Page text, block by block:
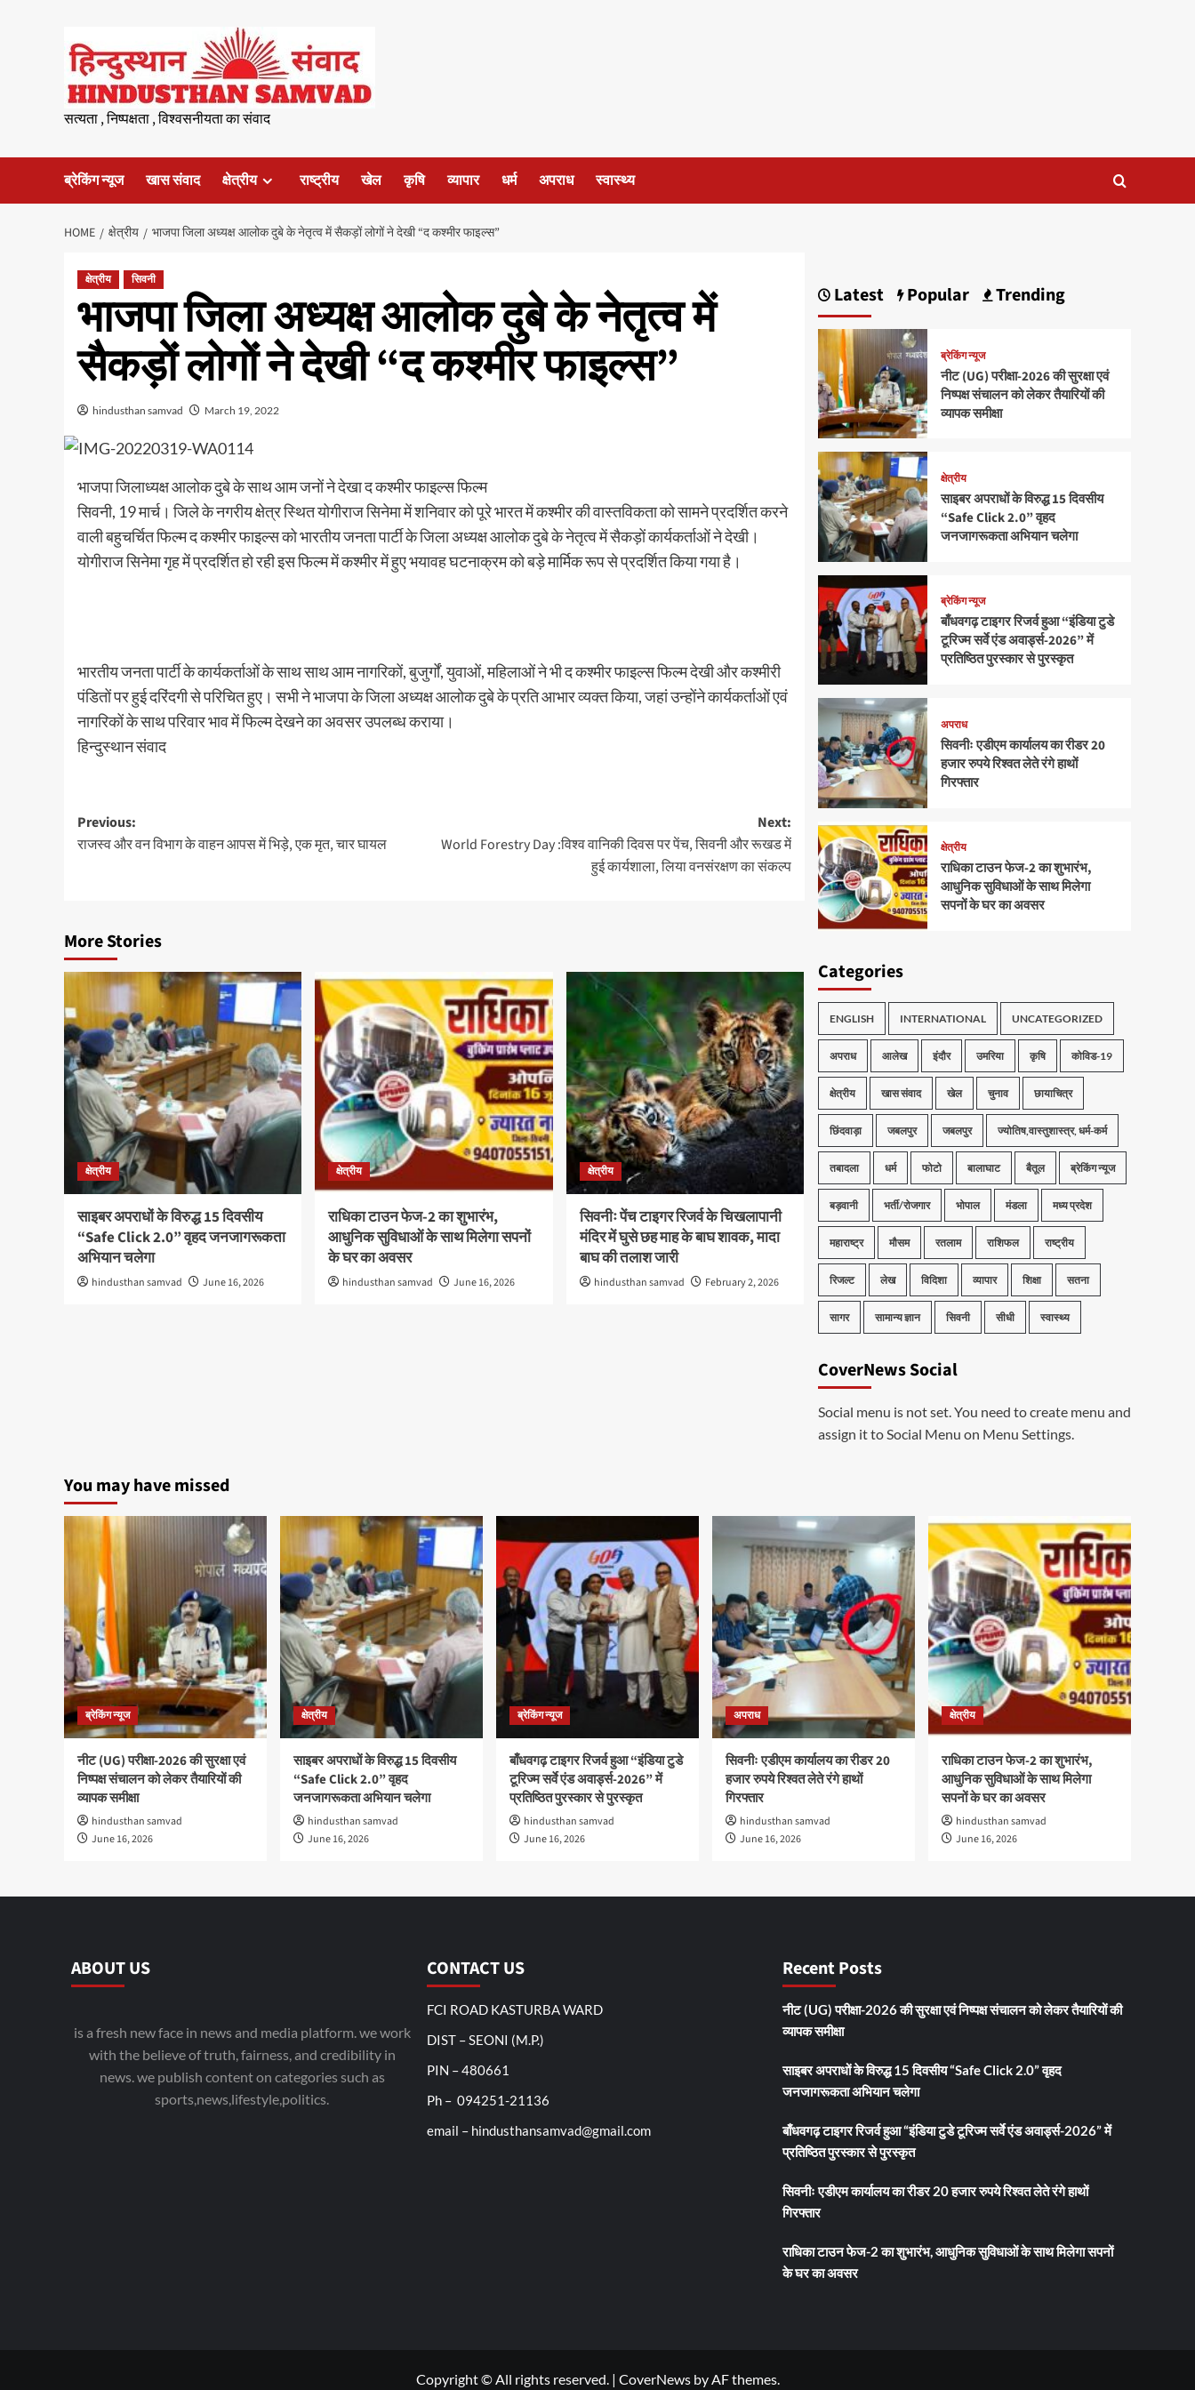
सत्यता , निष्पक्षता , विश्वसनीयता का संवाद
ब्रेकिंग न्यूज खास संवाद क्षेत्रीय राष्ट्रीय खेल कृषि व्यापार धर्म अपराध स्वास्थ्य
HOME क्षेत्रीय भाजपा जिला अध्यक्ष आलोक दुबे के नेतृत्व में सैकड़ों लोगों ने देखी “द कश्मीर फाइल्स”
क्षेत्रीय सिवनी
भाजपा जिला अध्यक्ष आलोक दुबे के नेतृत्व में
सैकड़ों लोगों ने देखी “द कश्मीर फाइल्स”
hindusthan samvad March 19, 2022
भाजपा जिलाध्यक्ष आलोक दुबे के साथ आम जनों ने देखा द कश्मीर फाइल्स फिल्म
सिवनी, 19 मार्च। जिले के नगरीय क्षेत्र स्थित योगीराज सिनेमा में शनिवार को पूरे भारत में कश्मीर की वास्तविकता को सामने प्रदर्शित करने
वाली बहुचर्चित फिल्म द कश्मीर फाइल्स को भारतीय जनता पार्टी के जिला अध्यक्ष आलोक दुबे के नेतृत्व में सैकड़ों कार्यकर्ताओं ने देखी।
योगीराज सिनेमा गृह में प्रदर्शित हो रही इस फिल्म में कश्मीर में हुए भयावह घटनाक्रम को बड़े मार्मिक रूप से प्रदर्शित किया गया है।
भारतीय जनता पार्टी के कार्यकर्ताओं के साथ साथ आम नागरिकों, बुजुर्गों, युवाओं, महिलाओं ने भी द कश्मीर फाइल्स फिल्म देखी और कश्मीरी
पंडितों पर हुई दरिंदगी से परिचित हुए। सभी ने भाजपा के जिला अध्यक्ष आलोक दुबे के प्रति आभार व्यक्त किया, जहां उन्होंने कार्यकर्ताओं एवं
नागरिकों के साथ परिवार भाव में फिल्म देखने का अवसर उपलब्ध कराया।
हिन्दुस्थान संवाद
Post
navigation
Previous:
राजस्व और वन विभाग के वाहन आपस में भिड़े, एक मृत, चार घायल
Next:
World Forestry Day :विश्व वानिकी दिवस पर पेंच, सिवनी और रूखड में
हुई कार्यशाला, लिया वनसंरक्षण का संकल्प
More Stories
क्षेत्रीय
साइबर अपराधों के विरुद्ध 15 दिवसीय
“Safe Click 2.0” वृहद जनजागरूकता
अभियान चलेगा
hindusthan samvad June 16, 2026
क्षेत्रीय
राधिका टाउन फेज-2 का शुभारंभ,
आधुनिक सुविधाओं के साथ मिलेगा सपनों
के घर का अवसर
hindusthan samvad June 16, 2026
क्षेत्रीय
सिवनीः पेंच टाइगर रिजर्व के चिखलापानी
मंदिर में घुसे छह माह के बाघ शावक, मादा
बाघ की तलाश जारी
hindusthan samvad February 2, 2026
Latest Popular Trending
ब्रेकिंग न्यूज
नीट (UG) परीक्षा-2026 की सुरक्षा एवं
निष्पक्ष संचालन को लेकर तैयारियों की
व्यापक समीक्षा
क्षेत्रीय
साइबर अपराधों के विरुद्ध 15 दिवसीय
“Safe Click 2.0” वृहद
जनजागरूकता अभियान चलेगा
ब्रेकिंग न्यूज
बाँधवगढ़ टाइगर रिजर्व हुआ “इंडिया टुडे
टूरिज्म सर्वे एंड अवार्ड्स-2026” में
प्रतिष्ठित पुरस्कार से पुरस्कृत
अपराध
सिवनीः एडीएम कार्यालय का रीडर 20
हजार रुपये रिश्वत लेते रंगे हाथों
गिरफ्तार
क्षेत्रीय
राधिका टाउन फेज-2 का शुभारंभ,
आधुनिक सुविधाओं के साथ मिलेगा
सपनों के घर का अवसर
Categories
ENGLISH INTERNATIONAL UNCATEGORIZED
अपराध आलेख इंदौर उमरिया कृषि कोविड-19
क्षेत्रीय खास संवाद खेल चुनाव छायाचित्र
छिंदवाड़ा जबलपुर जबलपुर ज्योतिष,वास्तुशास्त्र, धर्म-कर्म
तबादला धर्म फोटो बालाघाट बैतूल ब्रेकिंग न्यूज
बड़वानी भर्ती/रोजगार भोपाल मंडला मध्य प्रदेश
महाराष्ट्र मौसम रतलाम राशिफल राष्ट्रीय
रिजल्ट लेख विदिशा व्यापार शिक्षा सतना
सागर सामान्य ज्ञान सिवनी सीधी स्वास्थ्य
CoverNews Social
Social menu is not set. You need to create menu and
assign it to Social Menu on Menu Settings.
You may have missed
ब्रेकिंग न्यूज
नीट (UG) परीक्षा-2026 की सुरक्षा एवं
निष्पक्ष संचालन को लेकर तैयारियों की
व्यापक समीक्षा
hindusthan samvad
June 16, 2026
क्षेत्रीय
साइबर अपराधों के विरुद्ध 15 दिवसीय
“Safe Click 2.0” वृहद
जनजागरूकता अभियान चलेगा
hindusthan samvad
June 16, 2026
ब्रेकिंग न्यूज
बाँधवगढ़ टाइगर रिजर्व हुआ “इंडिया टुडे
टूरिज्म सर्वे एंड अवार्ड्स-2026” में
प्रतिष्ठित पुरस्कार से पुरस्कृत
hindusthan samvad
June 16, 2026
अपराध
सिवनीः एडीएम कार्यालय का रीडर 20
हजार रुपये रिश्वत लेते रंगे हाथों
गिरफ्तार
hindusthan samvad
June 16, 2026
क्षेत्रीय
राधिका टाउन फेज-2 का शुभारंभ,
आधुनिक सुविधाओं के साथ मिलेगा
सपनों के घर का अवसर
hindusthan samvad
June 16, 2026
ABOUT US
is a fresh new face in news and media platform. we work
with the believe of truth, fairness, and credibility in
news. we publish content on categories such as
sports,news,lifestyle,politics.
CONTACT US
FCI ROAD KASTURBA WARD
DIST – SEONI (M.P.)
PIN – 480661
Ph – 094251-21136
email – hindusthansamvad@gmail.com
Recent Posts
नीट (UG) परीक्षा-2026 की सुरक्षा एवं निष्पक्ष संचालन को लेकर तैयारियों की
व्यापक समीक्षा
साइबर अपराधों के विरुद्ध 15 दिवसीय “Safe Click 2.0” वृहद
जनजागरूकता अभियान चलेगा
बाँधवगढ़ टाइगर रिजर्व हुआ “इंडिया टुडे टूरिज्म सर्वे एंड अवार्ड्स-2026” में
प्रतिष्ठित पुरस्कार से पुरस्कृत
सिवनीः एडीएम कार्यालय का रीडर 20 हजार रुपये रिश्वत लेते रंगे हाथों
गिरफ्तार
राधिका टाउन फेज-2 का शुभारंभ, आधुनिक सुविधाओं के साथ मिलेगा सपनों
के घर का अवसर
Copyright © All rights reserved. | CoverNewsby AF themes.